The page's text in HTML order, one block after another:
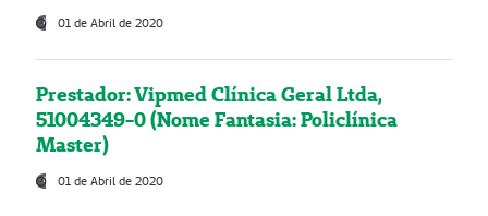
01 de Abril de 2020
Prestador: Vipmed Clínica Geral Ltda,
51004349-0 (Nome Fantasia: Policlínica
Master)
01 de Abril de 2020